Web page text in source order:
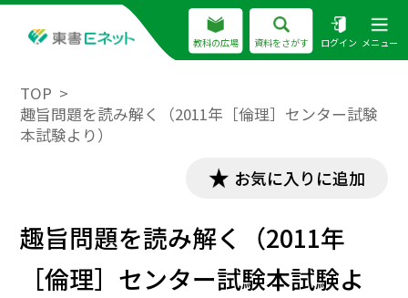
教科の広場 資料をさがす ログイン メニュー
TOP
趣旨問題を読み解く（2011年［倫理］センター試験
本試験より）
お気に入りに追加
趣旨問題を読み解く（2011年
［倫理］センター試験本試験よ